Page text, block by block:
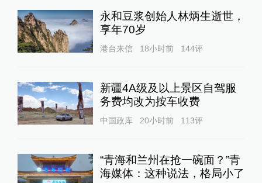
永和豆浆创始人林炳生逝世，
享年70岁
港台来信 18小时前 144评
新疆4A级及以上景区自驾服
务费均改为按车收费
中国政库 20小时前 113评
“青海和兰州在抢一碗面？”青
海媒体：这种说法，格局小了